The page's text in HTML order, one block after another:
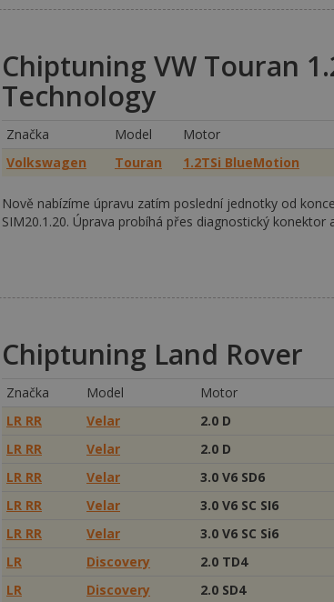
Chiptuning VW Touran
Technology
Značka Model
Motor
Volkswagen
Touran 1.2TSi BlueMotion
Nově nabízíme úpravu zatím poslední jednotky od
SIM20.1.20. Úprava probíhá přes diagnostický
Chiptuning Land Rover
Značka Model
Motor
LR RR
Velar
2.0 D
LR RR
Velar
2.0 D
LR RR
Velar
3.0 V6 SD6
LR RR
Velar
3.0 V6 SC SI6
LR RR
Velar
3.0 V6 SC Si6
LR
Discovery
2.0 TD4
LR
Discovery
2.0 SD4